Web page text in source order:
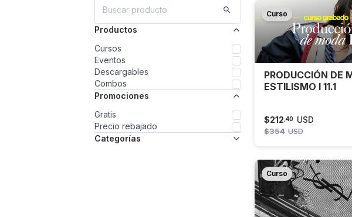
Productos
Cursos
Eventos
Descargables
Combos
Promociones
Gratis
Precio rebajado
Categorías
Curso
PRODUCCIÓN DE
ESTILISMO I 11.1
$212 ,40 USD
$354 USD
Curso